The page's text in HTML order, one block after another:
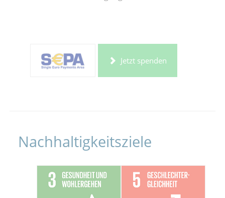
Jetzt spenden
Nachhaltigkeitsziele